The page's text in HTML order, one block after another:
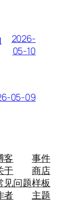
2026-
05-10
05-09
客
于
见问题
者
事件
商店
样板
主题